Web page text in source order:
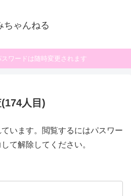
ちゃんねる
ワードは随時変更されます
人目)
います。閲覧するにはパスワー
て解除してください。